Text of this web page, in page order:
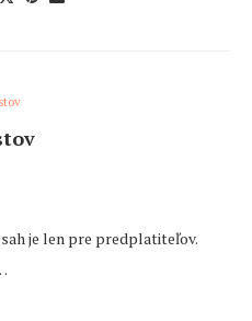
je len pre predplatiteľov.